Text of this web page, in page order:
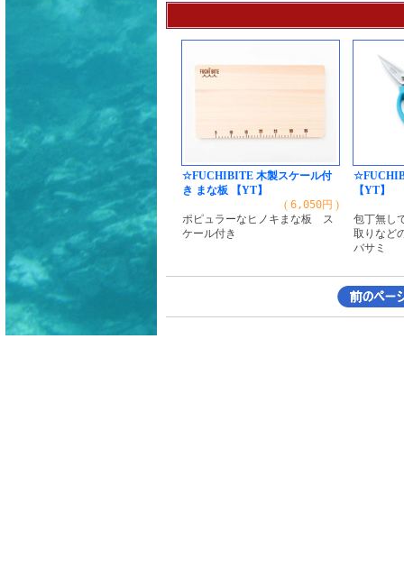
☆FUCHIBITE 木製スケール付
き まな板 【YT】
( 6,050円 )
ポピュラーなヒノキまな板 ス
ケール付き
【YT】
包丁無し
取りなど
バサミ